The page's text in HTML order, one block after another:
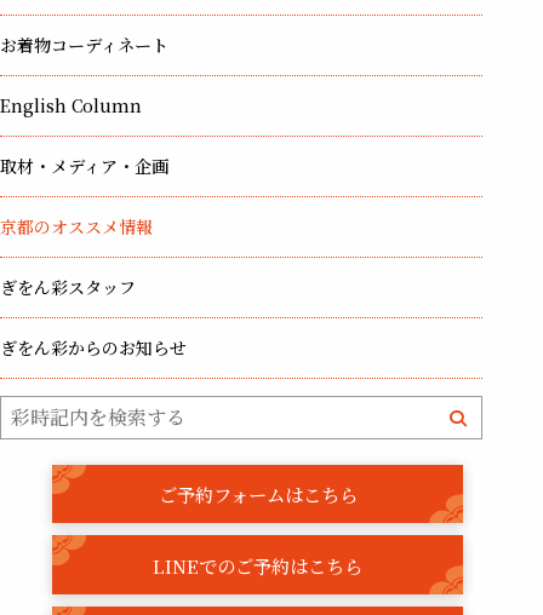
お着物コーディネート
English Column
取材・メディア・企画
京都のオススメ情報
ぎをん彩スタッフ
ぎをん彩からのお知らせ
ご予約フォームはこちら
LINEでのご予約はこちら